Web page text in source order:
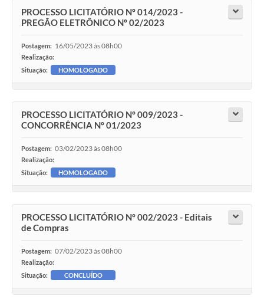
PROCESSO LICITATÓRIO Nº 014/2023 -
PREGÃO ELETRÔNICO Nº 02/2023
Postagem: 16/05/2023 às 08h00
Realização:
Situação:
HOMOLOGADO
PROCESSO LICITATÓRIO Nº 009/2023 -
CONCORRÊNCIA Nº 01/2023
Postagem: 03/02/2023 às 08h00
Realização:
Situação:
HOMOLOGADO
PROCESSO LICITATÓRIO Nº 002/2023 - Editais
de Compras
Postagem: 07/02/2023 às 08h00
Realização:
Situação:
CONCLUÍDO